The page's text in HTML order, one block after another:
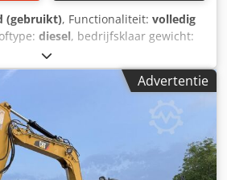
(gebruikt), Functionaliteit: volledig
diesel, bedrijfsklaar gewicht:
, bedrijfsturen:
, * 2.434 uur * Motor: Cat
24,8 kW * Emissieniveau: EU-
3.580 kg * Afmetingen
mm – transportbreedte: 1.780 mm
mm) * Korte draaicirkel (ECR –
* Proportionele extra
Aguok * Snelwisselsysteem
Advertentie